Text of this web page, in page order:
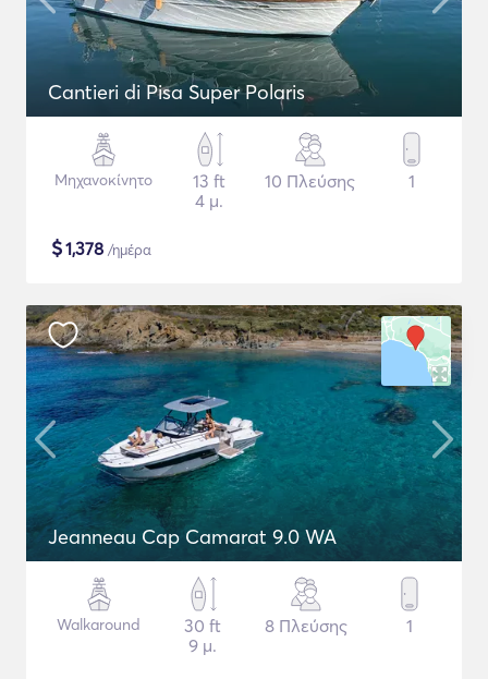
Cantieri di Pisa Super Polaris
Μηχανοκίνητο
13 ft
4 μ.
10 Πλεύσης 1
$1,378 /ημέρα
Jeanneau Cap Camarat 9.0 WA
Walkaround
30 ft
9 μ.
8 Πλεύσης 1